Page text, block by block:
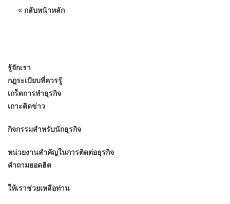
กลับหน้าหลัก
รู้จักเรา
กฎระเบียบที่ควรรู้
เกร็ดการทำธุรกิจ
เกาะติดข่าว
กิจกรรมสำหรับนักธุรกิจ
หน่วยงานสำคัญในการติดต่อธุรกิจ
คำถามยอดฮิต
ให้เราช่วยเหลือท่าน